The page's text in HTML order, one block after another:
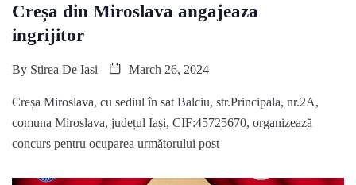
Creșa din Miroslava angajeaza
ingrijitor
By Stirea De Iasi March 26, 2024
Creșa Miroslava, cu sediul în sat Balciu, str.Principala, nr.2A,
comuna Miroslava, județul Iași, CIF:45725670, organizează
concurs pentru ocuparea următorului post